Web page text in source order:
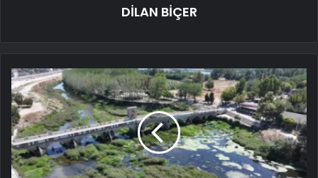
DİLAN BİÇER